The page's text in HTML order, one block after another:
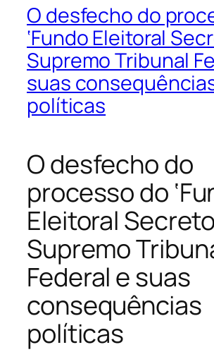
O desfecho do
‘Fundo Eleitoral
Supremo Tribunal
suas
políticas
O desfecho do
processo do
Eleitoral
Supremo
Federal e suas
consequências
políticas